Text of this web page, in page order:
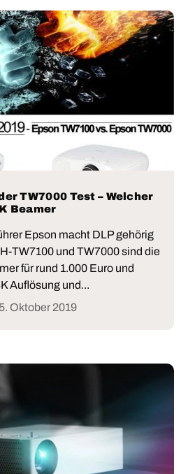
TW7000 Test – Welcher
Beamer
Epson macht DLP gehörig
TW7100 und TW7000 sind die
für rund 1.000 Euro und
Auflösung und...
5. Oktober 2019